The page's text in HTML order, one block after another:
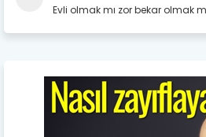
Evli olmak mı zor bekar olmak